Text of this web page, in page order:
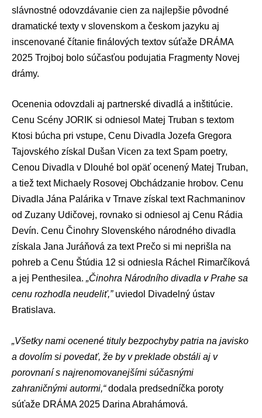
slávnostné odovzdávanie cien za najlepšie pôvodné
dramatické texty v slovenskom a českom jazyku aj
inscenované čítanie finálových textov súťaže DRÁMA
2025 Trojboj bolo súčasťou podujatia Fragmenty Novej
drámy.
Ocenenia odovzdali aj partnerské divadlá a inštitúcie.
Cenu Scény JORIK si odniesol Matej Truban s textom
Ktosi búcha pri vstupe, Cenu Divadla Jozefa Gregora
Tajovského získal Dušan Vicen za text Spam poetry,
Cenou Divadla v Dlouhé bol opäť ocenený Matej Truban,
a tiež text Michaely Rosovej Obchádzanie hrobov. Cenu
Divadla Jána Palárika v Trnave získal text Rachmaninov
od Zuzany Udičovej, rovnako si odniesol aj Cenu Rádia
Devín. Cenu Činohry Slovenského národného divadla
získala Jana Juráňová za text Prečo si mi neprišla na
pohreb a Cenu Štúdia 12 si odniesla Ráchel Rimarčíková
a jej Penthesilea. „Činohra Národního divadla v Prahe sa
cenu rozhodla neudeliť,”uviedol Divadelný ústav
Bratislava.
„Všetky nami ocenené tituly bezpochyby patria na javisko
a dovolím si povedať, že by v preklade obstáli aj v
porovnaní s najrenomovanejšími súčasnými
zahraničnými autormi,“dodala predsedníčka poroty
súťaže DRÁMA 2025 Darina Abrahámová.